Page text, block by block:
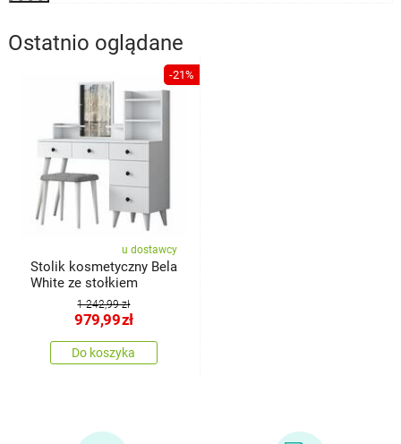
Ostatnio oglądane
-21%
u dostawcy
Stolik kosmetyczny Bela
White ze stołkiem
1 242,99 zł
979,99zł
Do koszyka